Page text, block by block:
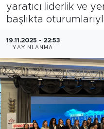
yaratıcı liderlik ve
başlıkta
19.11.2025 - 22:53
YAYINLANMA
Bölge
Teknoloji
Magazin
Dünya
Sektör